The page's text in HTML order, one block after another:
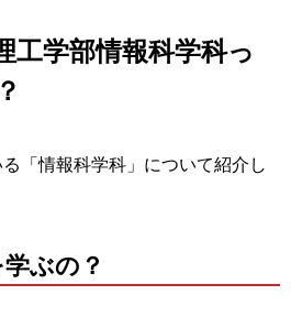
工学部情報科学科っ
「情報科学科」について紹介し
ぶの？